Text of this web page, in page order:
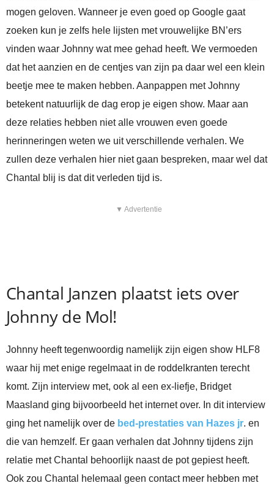
mogen geloven. Wanneer je even goed op Google gaat
zoeken kun je zelfs hele lijsten met vrouwelijke BN’ers
vinden waar Johnny wat mee gehad heeft. We vermoeden
dat het aanzien en de centjes van zijn pa daar wel een klein
beetje mee te maken hebben. Aanpappen met Johnny
betekent natuurlijk de dag erop je eigen show. Maar aan
deze relaties hebben niet alle vrouwen even goede
herinneringen weten we uit verschillende verhalen. We
zullen deze verhalen hier niet gaan bespreken, maar wel dat
Chantal blij is dat dit verleden tijd is.
▼ Advertentie
Chantal Janzen plaatst iets over
Johnny de Mol!
Johnny heeft tegenwoordig namelijk zijn eigen show HLF8
waar hij met enige regelmaat in de roddelkranten terecht
komt. Zijn interview met, ook al een ex-liefje, Bridget
Maasland ging bijvoorbeeld het internet over. In dit interview
ging het namelijk over de bed-prestaties van Hazes jr. en
die van hemzelf. Er gaan verhalen dat Johnny tijdens zijn
relatie met Chantal behoorlijk naast de pot gepiest heeft.
Ook zou Chantal helemaal geen contact meer hebben met